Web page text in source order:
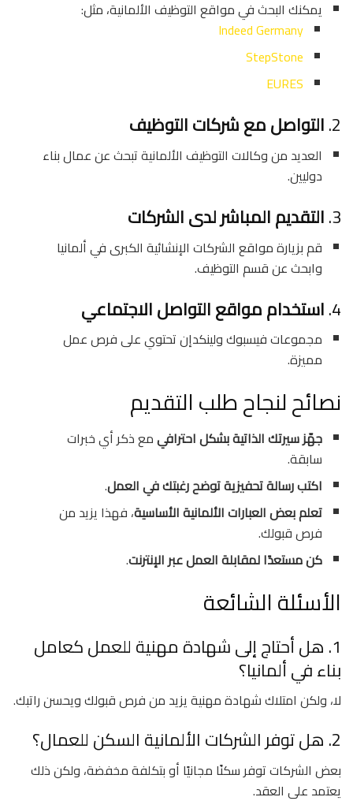
يمكنك البحث في مواقع التوظيف الألمانية، مثل:
Indeed Germany
StepStone
EURES
2. التواصل مع شركات التوظيف
العديد من وكالات التوظيف الألمانية تبحث عن عمال بناء
دوليين.
3. التقديم المباشر لدى الشركات
قم بزيارة مواقع الشركات الإنشائية الكبرى في ألمانيا
وابحث عن قسم التوظيف.
4. استخدام مواقع التواصل الاجتماعي
مجموعات فيسبوك ولينكدإن تحتوي على فرص عمل
مميزة.
نصائح لنجاح طلب التقديم
جهّز سيرتك الذاتية بشكل احترافيمع ذكر أي خبرات
سابقة.
اكتب رسالة تحفيزية توضح رغبتك في العمل.
تعلم بعض العبارات الألمانية الأساسية، فهذا يزيد من
فرص قبولك.
كن مستعدًا لمقابلة العمل عبر الإنترنت.
الأسئلة الشائعة
1. هل أحتاج إلى شهادة مهنية للعمل كعامل
بناء في ألمانيا؟
لا، ولكن امتلاك شهادة مهنية يزيد من فرص قبولك ويحسن راتبك.
2. هل توفر الشركات الألمانية السكن للعمال؟
بعض الشركات توفر سكنًا مجانيًا أو بتكلفة مخفضة، ولكن ذلك
يعتمد على العقد.